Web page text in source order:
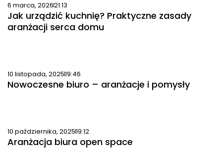
6 marca, 202621:13
Jak urządzić kuchnię? Praktyczne zasady
aranżacji serca domu
10 listopada, 202519:46
Nowoczesne biuro – aranżacje i pomysły
10 października, 202519:12
Aranżacja biura open space